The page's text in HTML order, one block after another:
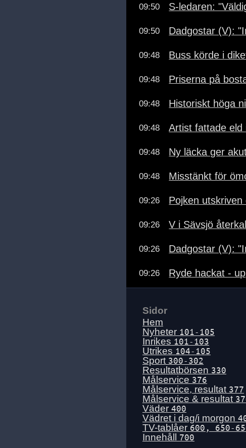
09:50 S-ledaren:
09:50 Dadgostar (V):
09:48 Buss körde i
09:48 Priserna på
09:48 Historiskt höga
09:48 Artist fattade eld
09:48 Ny läcka ger
09:48 Misstänkt för
09:26 Pojken
09:26 V i Sävsjö
09:26 Dadgostar (V):
09:26 Ryde hackat -
Sidor
Hem
Nyheter 101-105
Inrikes 101-103
Utrikes 104-105
Sport 300-302
Resultatbörsen 330
Målservice 376
Målservice, resultat 377
Målservice & resultat
Väder 400
Vädret i dag/i morgon
TV-tablåer 600, 650-
Innehåll 700